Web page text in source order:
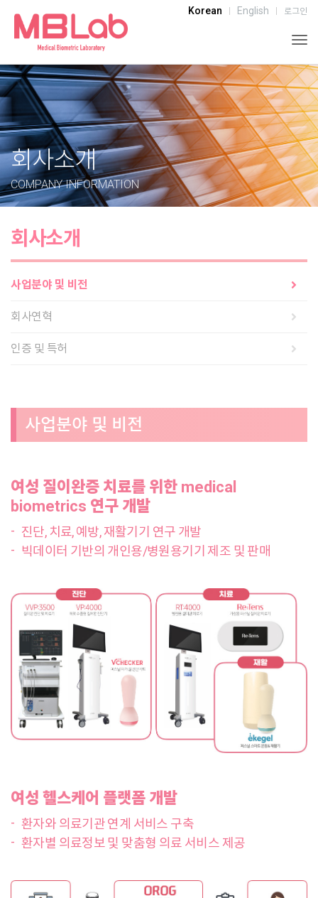
Korean English 로그인
회사소개
COMPANY INFORMATION
회사소개
사업분야 및 비전
회사연혁
인증 및 특허
사업분야 및 비전
여성 질이완증 치료를 위한 medical
biometrics 연구 개발
진단, 치료, 예방, 재활기기 연구 개발
빅데이터 기반의 개인용/병원용기기 제조 및 판매
여성 헬스케어 플랫폼 개발
환자와 의료기관 연계 서비스 구축
환자별 의료정보 및 맞춤형 의료 서비스 제공